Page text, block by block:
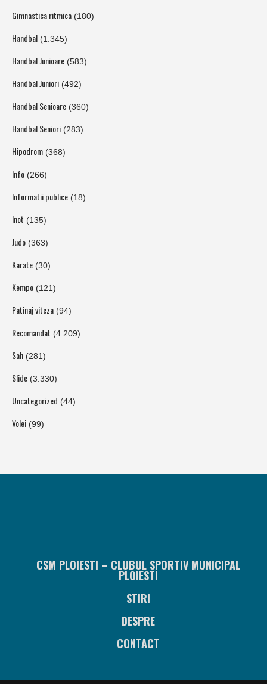
Gimnastica ritmica (180)
Handbal (1.345)
Handbal Junioare (583)
Handbal Juniori (492)
Handbal Senioare (360)
Handbal Seniori (283)
Hipodrom (368)
Info (266)
Informatii publice (18)
Inot (135)
Judo (363)
Karate (30)
Kempo (121)
Patinaj viteza (94)
Recomandat (4.209)
Sah (281)
Slide (3.330)
Uncategorized (44)
Volei (99)
CSM PLOIESTI – CLUBUL SPORTIV MUNICIPAL
PLOIESTI
STIRI
DESPRE
CONTACT